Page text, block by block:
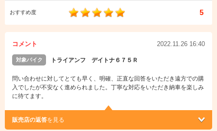
おすすめ度 5
コメント 2022.11.26 16:40
対象バイク トライアンフ デイトナ６７５Ｒ
問い合わせに対してとても早く、明確、正直な回答をいただき遠方での購
入でしたが不安なく進められました。丁寧な対応をいただき納車を楽しみ
に待てます。
販売店の返答を見る